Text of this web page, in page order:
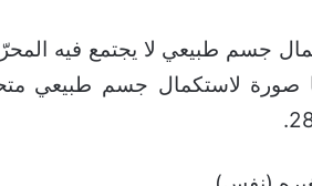
جسم طبيعي لا يجتمع فيه
صورة لاستكمال جسم طبيعي